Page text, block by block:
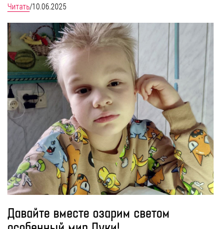
Читать/10.06.2025
Давайте вместе озарим светом